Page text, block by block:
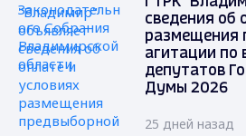
сведения об
размещения
агитации по
депутатов
Думы 2026
25 дней назад